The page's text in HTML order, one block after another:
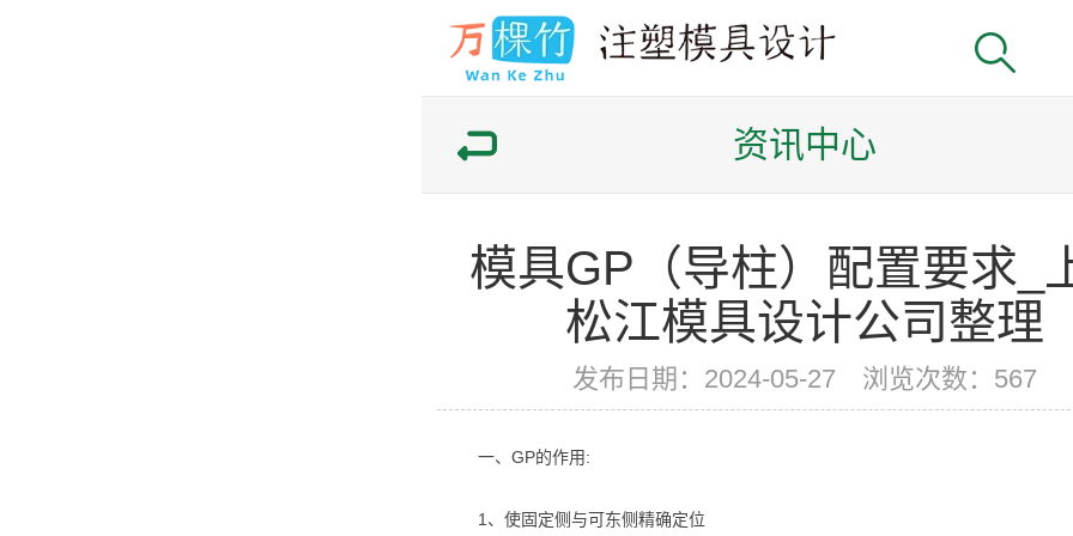
资讯中心
模具GP（导柱）配置要求_
松江模具设计公司整理
发布日期：2024-05-27 浏览次数： 567
一、GP的作用:
1、使固定侧与可东侧精确定位